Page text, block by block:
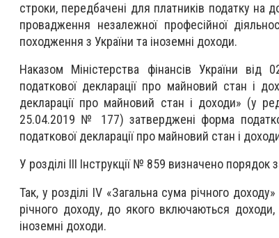
строки, передбачені для платників податку на
провадження незалежної професійної
походження з України та іноземні доходи.
Наказом Міністерства фінансів України
податкової декларації про майновий стан і
декларації про майновий стан і доходи» (у
25.04.2019 № 177) затверджені форма
податкової декларації про майновий стан і
У розділі ІІІ Інструкції № 859 визначено порядок
Так, у розділі IV «Загальна сума річного
річного доходу, до якого включаються
іноземні доходи.